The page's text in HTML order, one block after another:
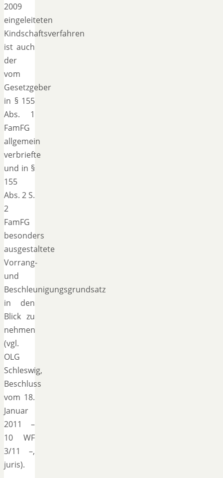
2009
eingeleiteten
Kindschaftsverfahren
ist auch
der
vom
Gesetzgeber
in § 155
Abs. 1
FamFG
allgemein
verbriefte
und in §
155
Abs. 2 S.
2
FamFG
besonders
ausgestaltete
Vorrang-
und
Beschleunigungsgrundsatz
in den
Blick zu
nehmen
(vgl.
OLG
Schleswig,
Beschluss
vom 18.
Januar
2011 –
10 WF
3/11 –,
juris).